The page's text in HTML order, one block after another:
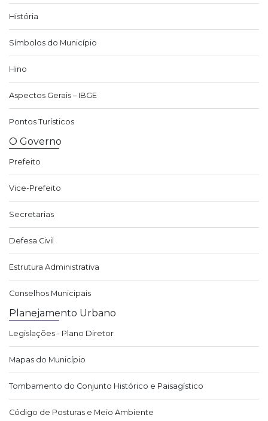
História
Símbolos do Município
Hino
Aspectos Gerais – IBGE
Pontos Turísticos
O Governo
Prefeito
Vice-Prefeito
Secretarias
Defesa Civil
Estrutura Administrativa
Conselhos Municipais
Planejamento Urbano
Legislações - Plano Diretor
Mapas do Município
Tombamento do Conjunto Histórico e Paisagístico
Código de Posturas e Meio Ambiente